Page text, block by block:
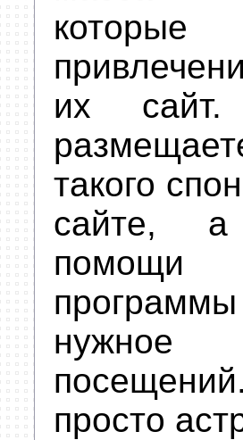
их
такого
сайте,
нужное
просто